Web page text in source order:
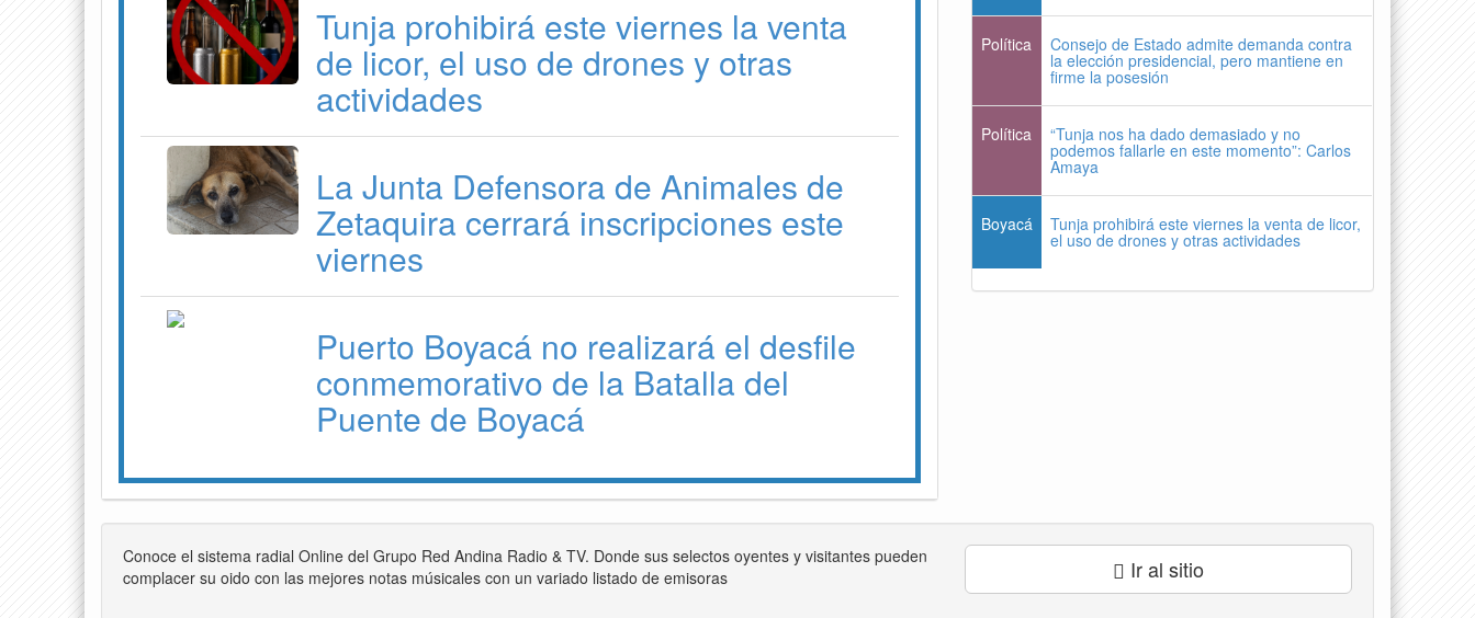
Tunja prohibirá este viernes la venta
de licor, el uso de drones y otras
actividades
La Junta Defensora de Animales de
Zetaquira cerrará inscripciones este
viernes
Puerto Boyacá no realizará el desfile
conmemorativo de la Batalla del
Puente de Boyacá
Política Consejo de Estado admite demanda contra
la elección presidencial, pero mantiene en
firme la posesión
Política “Tunja nos ha dado demasiado y no
podemos fallarle en este momento”: Carlos
Amaya
Boyacá Tunja prohibirá este viernes la venta de licor,
el uso de drones y otras actividades
Conoce el sistema radial Online del Grupo Red Andina Radio & TV. Donde sus selectos oyentes y visitantes pueden
complacer su oido con las mejores notas músicales con un variado listado de emisoras
Ir al sitio